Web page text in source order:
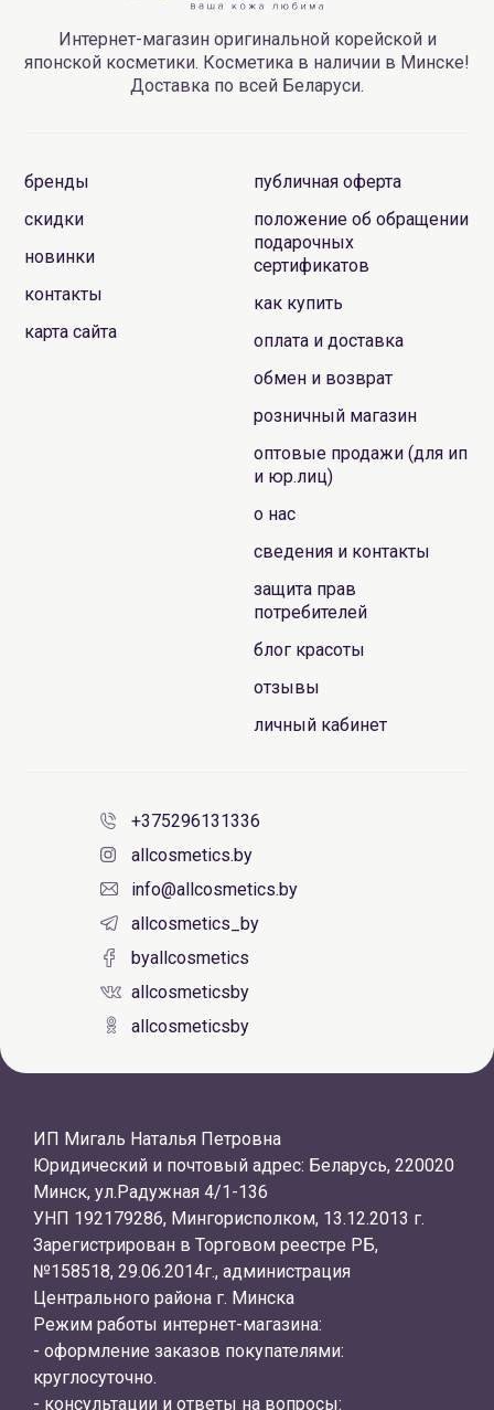
Интернет-магазин оригинальной корейской и
японской косметики. Косметика в наличии в Минске!
Доставка по всей Беларуси.
бренды
скидки
новинки
контакты
карта сайта
публичная оферта
положение об обращении
подарочных
сертификатов
как купить
оплата и доставка
обмен и возврат
розничный магазин
оптовые продажи (для ип
и юр.лиц)
о нас
сведения и контакты
защита прав
потребителей
блог красоты
отзывы
личный кабинет
+375296131336
allcosmetics.by
info@allcosmetics.by
allcosmetics_by
byallcosmetics
allcosmeticsby
allcosmeticsby
ИП Мигаль Наталья Петровна
Юридический и почтовый адрес: Беларусь, 220020
Минск, ул.Радужная 4/1-136
УНП 192179286, Мингорисполком, 13.12.2013 г.
Зарегистрирован в Торговом реестре РБ,
№158518, 29.06.2014г., администрация
Центрального района г. Минска
Режим работы интернет-магазина:
- оформление заказов покупателями:
круглосуточно.
- консультации и ответы на вопросы: